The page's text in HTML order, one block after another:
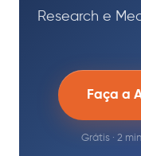
Research e
Faça a
Grátis · 2